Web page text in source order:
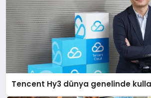
Tencent Hy3 dünya genelinde